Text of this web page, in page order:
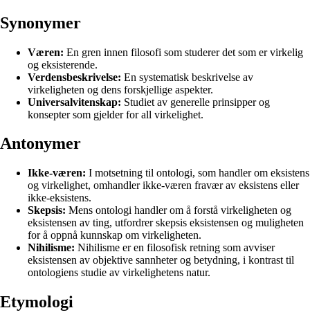
Synonymer
Væren: En gren innen filosofi som studerer det som er virkelig
og eksisterende.
Verdensbeskrivelse: En systematisk beskrivelse av
virkeligheten og dens forskjellige aspekter.
Universalvitenskap: Studiet av generelle prinsipper og
konsepter som gjelder for all virkelighet.
Antonymer
Ikke-væren: I motsetning til ontologi, som handler om eksistens
og virkelighet, omhandler ikke-væren fravær av eksistens eller
ikke-eksistens.
Skepsis: Mens ontologi handler om å forstå virkeligheten og
eksistensen av ting, utfordrer skepsis eksistensen og muligheten
for å oppnå kunnskap om virkeligheten.
Nihilisme: Nihilisme er en filosofisk retning som avviser
eksistensen av objektive sannheter og betydning, i kontrast til
ontologiens studie av virkelighetens natur.
Etymologi